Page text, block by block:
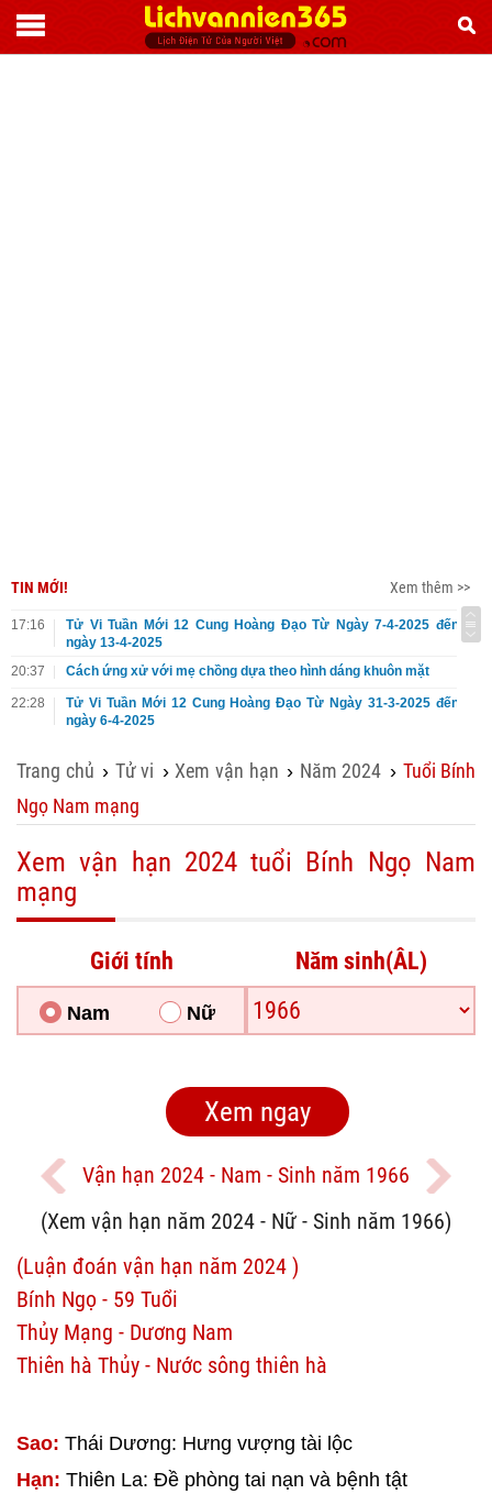
TIN MỚI! Xem thêm >>
17:16
Tử Vi Tuần Mới 12 Cung Hoàng Đạo Từ Ngày 7-4-2025 đến
ngày 13-4-2025
20:37
Cách ứng xử với mẹ chồng dựa theo hình dáng khuôn mặt
22:28
Tử Vi Tuần Mới 12 Cung Hoàng Đạo Từ Ngày 31-3-2025 đến
ngày 6-4-2025
Trang chủ › Tử vi ›Xem vận hạn › Năm 2024 › Tuổi Bính
Ngọ Nam mạng
Xem vận hạn 2024 tuổi Bính Ngọ Nam
mạng
Giới tính
Nam Nữ
Năm sinh(ÂL)
Vận hạn 2024 - Nam - Sinh năm 1966
(Xem vận hạn năm 2024 - Nữ - Sinh năm 1966)
(Luận đoán vận hạn năm 2024 )
Bính Ngọ - 59 Tuổi
Thủy Mạng - Dương Nam
Thiên hà Thủy - Nước sông thiên hà
Sao: Thái Dương: Hưng vượng tài lộc
Hạn: Thiên La: Đề phòng tai nạn và bệnh tật